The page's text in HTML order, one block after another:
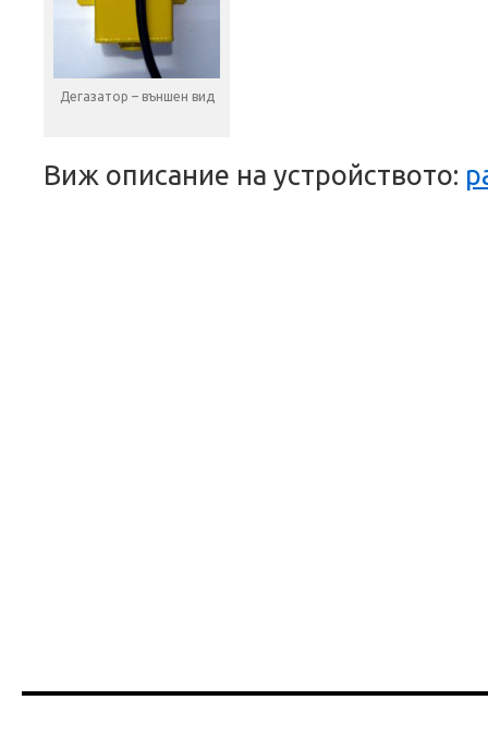
Дегазатор – външен вид
Виж описание на устройството: